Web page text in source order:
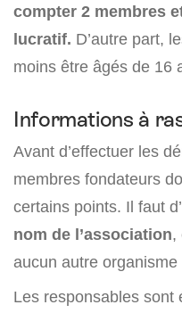
compter 2 membres
lucratif. D’autre part,
moins être âgés de 16
Informations à
Avant d’effectuer les
membres fondateurs
certains points. Il faut
nom de l’association,
aucun autre
Les responsables sont